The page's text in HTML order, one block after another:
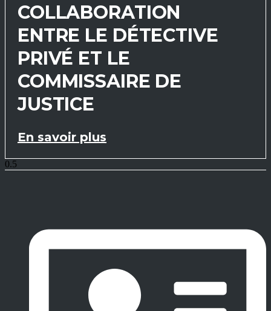
COLLABORATION
ENTRE LE DÉTECTIVE
PRIVÉ ET LE
COMMISSAIRE DE
JUSTICE
En savoir plus